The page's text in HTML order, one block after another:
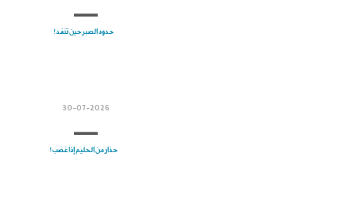
حدود الصبر حين تنفد!
30-07-2026
حذار من الحليم إذا غضب!